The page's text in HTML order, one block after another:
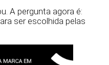
A pergunta agora é:
ser escolhida pelas